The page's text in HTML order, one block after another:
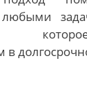
любыми
в